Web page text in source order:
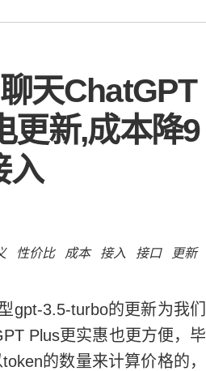
天ChatGPT
更新,成本降9
入
性价比 成本 接入 接口
更新
3.5-turbo的更新为我们
Plus更实惠也更方便，毕
的数量来计算价格的，